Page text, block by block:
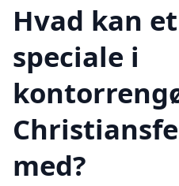
Hvad kan
speciale i
med?